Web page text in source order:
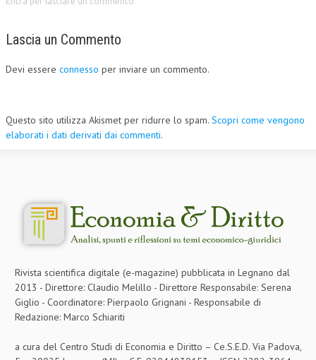
Lascia un Commento
Devi essere connesso per inviare un commento.
Questo sito utilizza Akismet per ridurre lo spam. Scopri come vengono
elaborati i dati derivati dai commenti.
Rivista scientifica digitale (e-magazine) pubblicata in Legnano dal
2013 - Direttore: Claudio Melillo - Direttore Responsabile: Serena
Giglio - Coordinatore: Pierpaolo Grignani - Responsabile di
Redazione: Marco Schiariti
a cura del Centro Studi di Economia e Diritto – Ce.S.E.D. Via Padova,